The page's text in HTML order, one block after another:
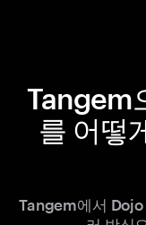
Tangem
를 어떻
Tangem에서